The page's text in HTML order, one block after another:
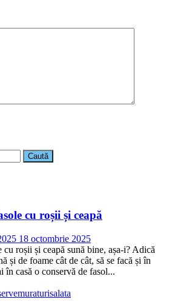
cu roșii și ceapă
18 octombrie 2025
cu roșii și ceapă sună bine, așa-i? Adică
și de foame cât de cât, să se facă și în
în casă o conservă de fasol...
muraturisalata